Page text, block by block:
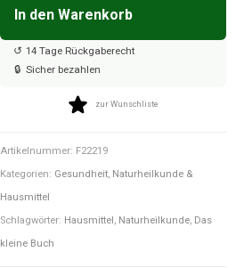
In den Warenkorb
↺ 14 Tage Rückgaberecht
🔒 Sicher bezahlen
zur Wunschliste
Artikelnummer: F22219
Kategorien: Gesundheit, Naturheilkunde &
Hausmittel
Schlagwörter: Hausmittel , Naturheilkunde, Das
kleine Buch